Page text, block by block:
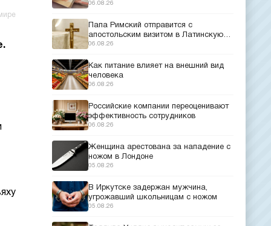
рублей
06.08.26
Папа Римский отправится с
апостольским визитом в Латинскую
Америку
06.08.26
Как питание влияет на внешний вид
человека
06.08.26
Российские компании переоценивают
эффективность сотрудников
06.08.26
Женщина арестована за нападение с
ножом в Лондоне
05.08.26
В Иркутске задержан мужчина,
угрожавший школьницам с ножом
05.08.26